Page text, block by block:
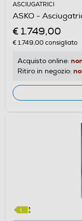
aprirà
il
Calcolatore
di
energetico
Youreko.
ASCIUGATRICI
ASKO -
€ 1.749,00
€ 1.749,00consigliato
Acquisto online:
Ritiro in negozio: